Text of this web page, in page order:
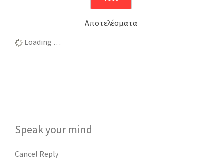
Αποτελέσματα
Loading …
Speak your mind
Cancel Reply